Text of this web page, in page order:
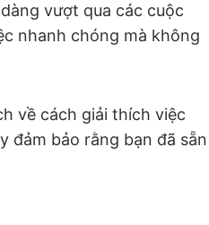
vượt qua các cuộc
nhanh chóng mà không
về cách giải thích việc
đảm bảo rằng bạn đã sẵn